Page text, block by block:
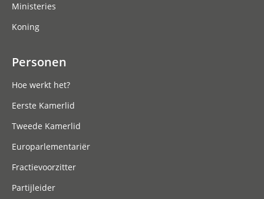
Ministeries
Koning
Personen
Hoe werkt het?
Eerste Kamerlid
Tweede Kamerlid
Europarlementariër
Fractievoorzitter
Partijleider